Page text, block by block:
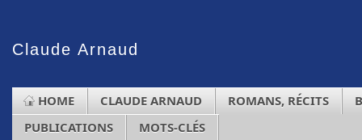
Claude Arnaud
HOME CLAUDE ARNAUD ROMANS, RÉCITS
PUBLICATIONS
MOTS-CLÉS